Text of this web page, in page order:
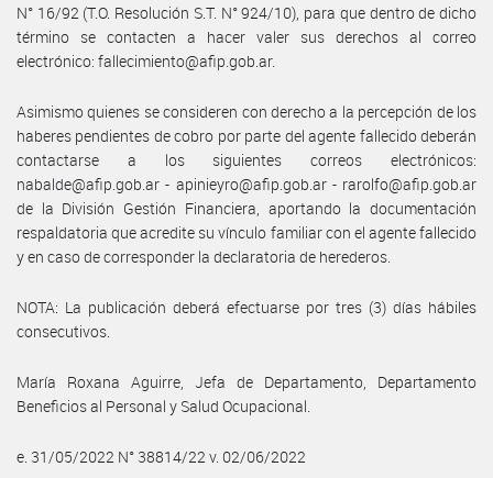
N° 16/92 (T.O. Resolución S.T. N° 924/10), para que dentro de dicho
término se contacten a hacer valer sus derechos al correo
electrónico: fallecimiento@afip.gob.ar.
Asimismo quienes se consideren con derecho a la percepción de los
haberes pendientes de cobro por parte del agente fallecido deberán
contactarse a los siguientes correos electrónicos:
nabalde@afip.gob.ar - apinieyro@afip.gob.ar - rarolfo@afip.gob.ar
de la División Gestión Financiera, aportando la documentación
respaldatoria que acredite su vínculo familiar con el agente fallecido
y en caso de corresponder la declaratoria de herederos.
NOTA: La publicación deberá efectuarse por tres (3) días hábiles
consecutivos.
María Roxana Aguirre, Jefa de Departamento, Departamento
Beneficios al Personal y Salud Ocupacional.
e. 31/05/2022 N° 38814/22 v. 02/06/2022